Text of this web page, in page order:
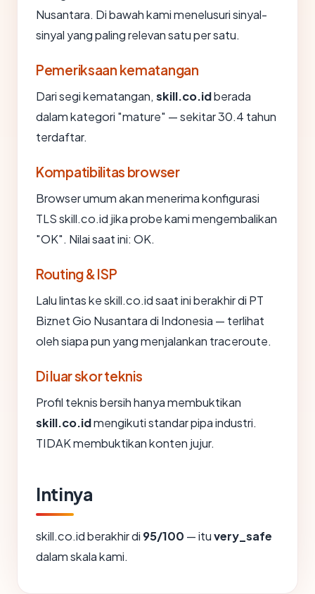
Nusantara. Di bawah kami menelusuri sinyal-
sinyal yang paling relevan satu per satu.
Pemeriksaan kematangan
Dari segi kematangan, skill.co.idberada
dalam kategori "mature" — sekitar 30.4 tahun
terdaftar.
Kompatibilitas browser
Browser umum akan menerima konfigurasi
TLS skill.co.id jika probe kami mengembalikan
"OK". Nilai saat ini: OK.
Routing & ISP
Lalu lintas ke skill.co.id saat ini berakhir di PT
Biznet Gio Nusantara di Indonesia — terlihat
oleh siapa pun yang menjalankan traceroute.
Di luar skor teknis
Profil teknis bersih hanya membuktikan
skill.co.idmengikuti standar pipa industri.
TIDAK membuktikan konten jujur.
Intinya
skill.co.id berakhir di 95/100 — ituvery_safe
dalam skala kami.